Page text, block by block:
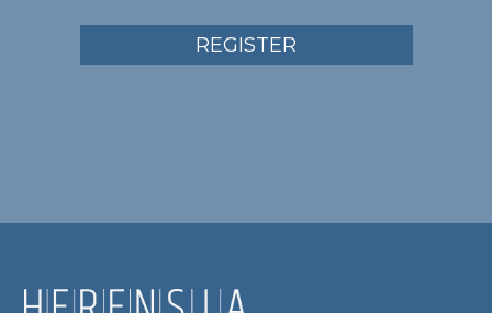
REGISTER